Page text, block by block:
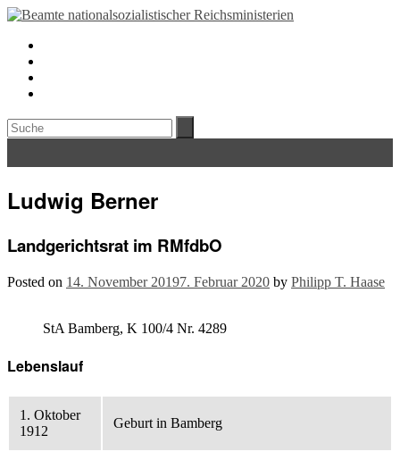
Ludwig Berner
Landgerichtsrat im RMfdbO
Posted on 14. November 20197. Februar 2020 by Philipp T. Haase
StA Bamberg, K 100/4 Nr. 4289
Lebenslauf
1. Oktober
1912
Geburt in Bamberg